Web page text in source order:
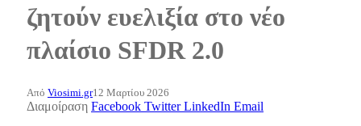
ζητούν ευελιξία στο νέο
πλαίσιο SFDR 2.0
Από Viosimi.gr12 Μαρτίου 2026
Διαμοίραση Facebook Twitter LinkedIn Email